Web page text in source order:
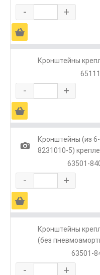
- +
Ä
Кронштейны
- +
Ä
1
Кронштейны (из
8231010-5)
63501-
- +
Ä
Кронштейны
(без
63501-
- +